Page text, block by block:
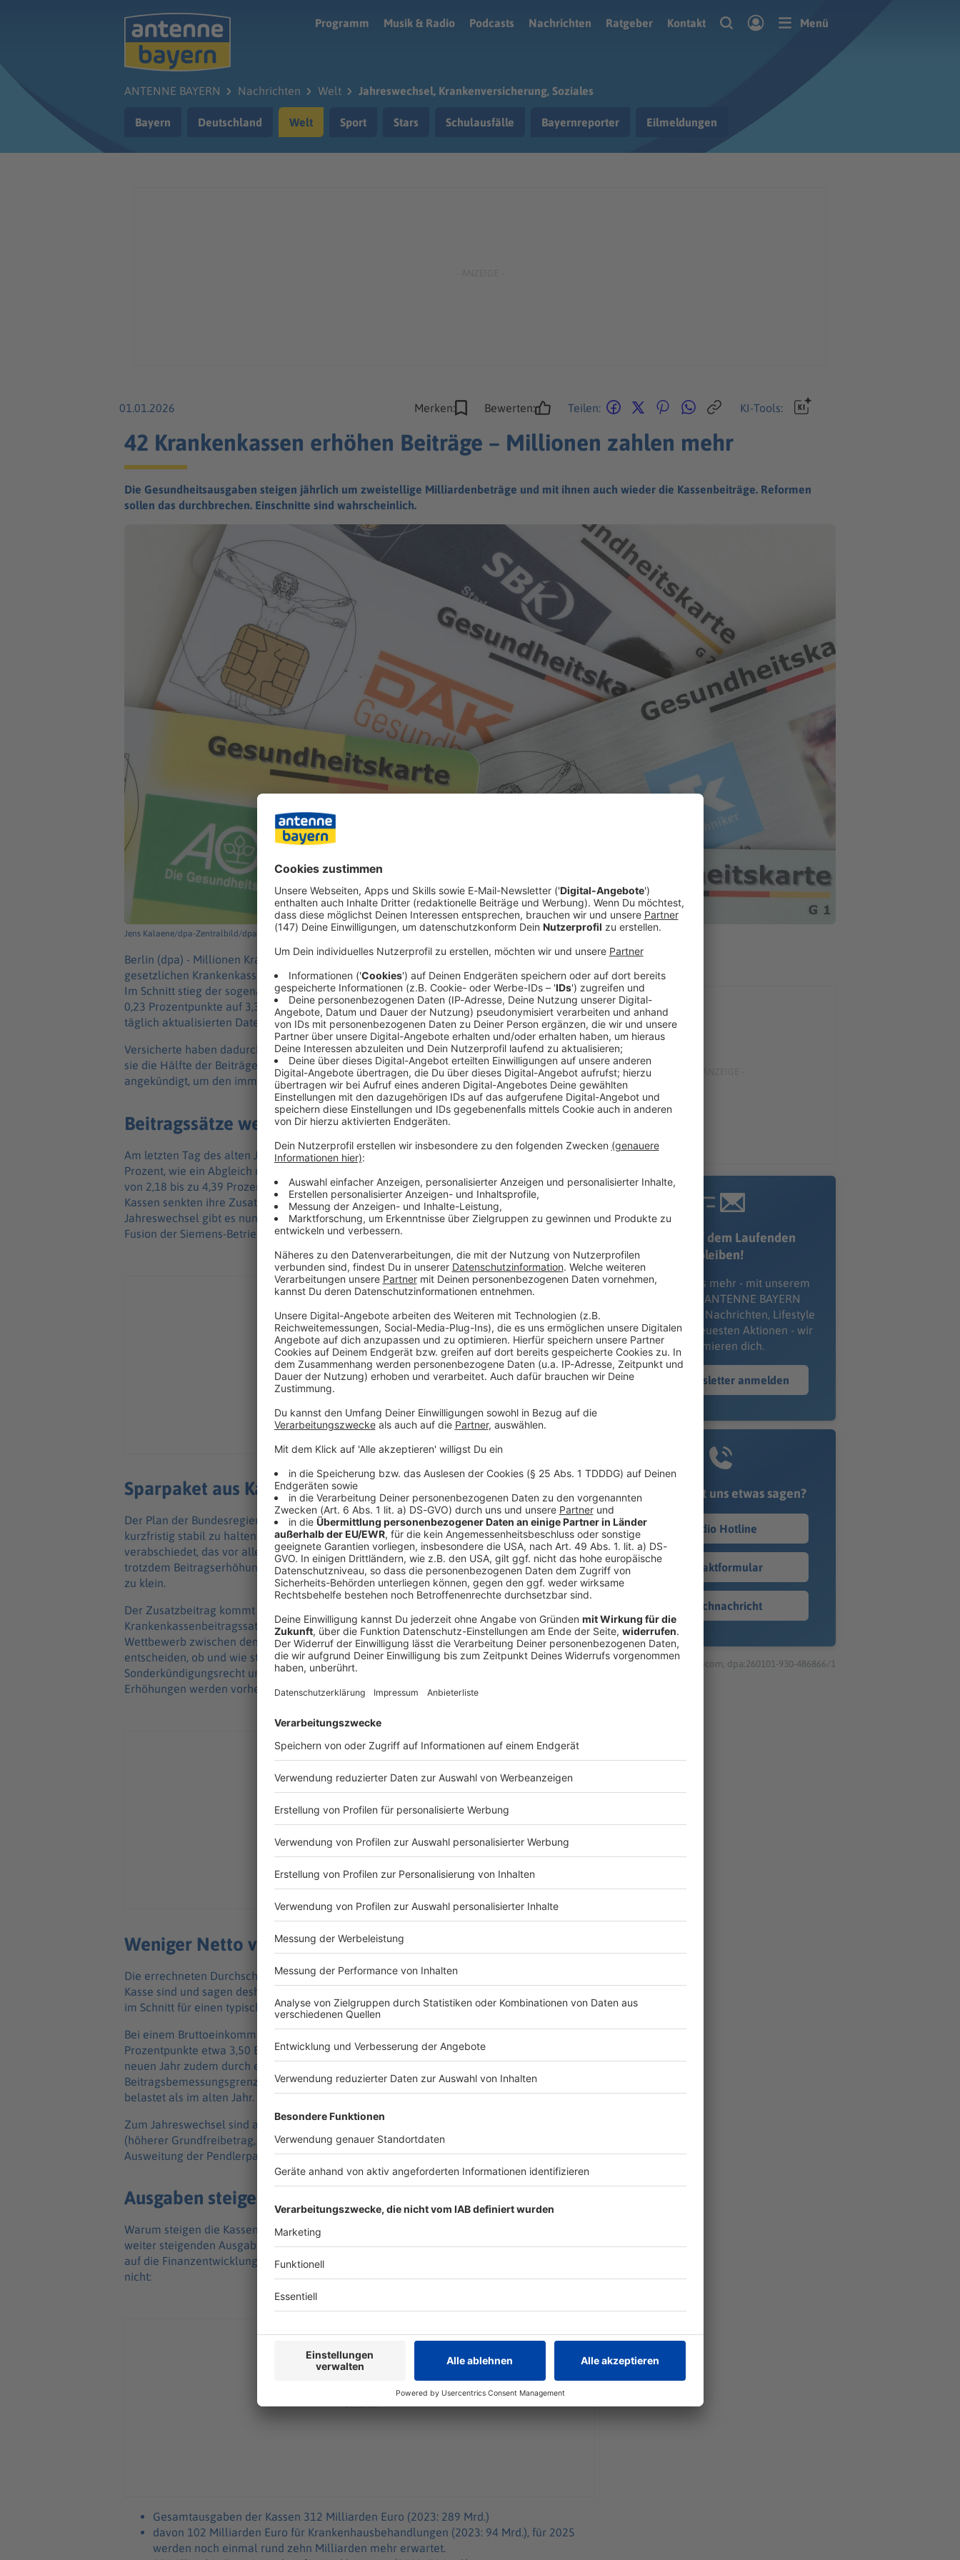
Programm
Musik & Radio Podcasts Nachrichten Ratgeber Kontakt Menü
ANTENNE BAYERN Nachrichten Welt Jahreswechsel, Krankenversicherung, Soziales
Bayern Deutschland Welt Sport Stars Schulausfälle Bayernreporter Eilmeldungen
01.01.2026 Merken: Bewerten: Teilen: KI-Tools:
42 Krankenkassen erhöhen Beiträge – Millionen zahlen mehr
Die Gesundheitsausgaben steigen jährlich um zweistellige Milliardenbeträge und mit ihnen auch wieder die Kassenbeiträge. Reformen
sollen das durchbrechen. Einschnitte sind wahrscheinlich.
Jens Kalaene/dpa-Zentralbild/dpa
Berlin (dpa) - Millionen Krankenversicherte zahlen mit dem neuen Jahr mehr. 42 von 93
gesetzlichen Krankenkassen in Deutschland haben zum Jahreswechsel die Beiträge erhöht.
Im Schnitt stieg der sogenannte Zusatzbeitrag, den die Kassen selbst erheben können, um
0,23 Prozentpunkte auf 3,36 Prozent des beitragspflichtigen Einkommens an. Das geht aus
täglich aktualisierten Daten des Spitzenverbandes der Krankenkassen (GKV) hervor.
Versicherte haben dadurch etwas weniger Netto vom Brutto, Arbeitgeber mehr Kosten, da
sie die Hälfte der Beiträge tragen. Die Regierung hat für das neue Jahr Reformen
angekündigt, um den immerwährenden Anstieg zu bremsen.
Beitragssätze werden tagesaktuell veröffentlicht
Am letzten Tag des alten Jahres lag der durchschnittliche Zusatzbeitragssatz noch bei 3,13
Prozent, wie ein Abgleich mit den Werten vom Vortag zeigt. Die Bandbreite reicht aktuell
von 2,18 bis zu 4,39 Prozent. 48 Kassen nahmen demnach keine Beitragsanhebung vor, zwei
Kassen senkten ihre Zusatzbeiträge. Zu einer Kasse liegen keine Daten vor. Seit dem
Jahreswechsel gibt es nunmehr 93 statt wie zuvor 94 gesetzliche Kassen. Grund ist eine
Fusion der Siemens-Betriebskrankenkasse mit der BKK Voralb.
Sparpaket aus Kassensicht zu klein
Der Plan der Bundesregierung war es, die Zusatzbeiträge zur Krankenversicherung
kurzfristig stabil zu halten. Dafür hatte der Bundesrat vor Weihnachten noch ein Sparpaket
verabschiedet, das vor allem Kosten in Kliniken bremsen soll. Einige große Kassen hatten
trotzdem Beitragserhöhungen zum Jahreswechsel angekündigt. Sie halten das Sparpaket für
zu klein.
Der Zusatzbeitrag kommt zum feststehenden und für alle gültigen
Krankenkassenbeitragssatz von 14,6 Prozent hinzu und wurde einst eingeführt, um
Wettbewerb zwischen den Kassen zu fördern. Am Ende kann jede Krankenkasse für sich
entscheiden, ob und wie stark sie ihn anhebt. Versicherte haben bei einer Erhöhung ein
Sonderkündigungsrecht und können zu einem günstigeren Anbieter wechseln. Die
Erhöhungen werden vorher per Brief angekündigt.
Weniger Netto vom Brutto, aber auch Entlastungen
Die errechneten Durchschnittswerte berücksichtigen nicht, wie viele Versicherte bei jeder
Kasse sind und sagen deshalb nur bedingt etwas darüber aus, wie hoch der Zusatzbeitrag
im Schnitt für einen typischen Versicherten ist.
Bei einem Bruttoeinkommen von 3.000 Euro würde ein Anstieg des Zusatzbeitrags um 0,23
Prozentpunkte etwa 3,50 Euro weniger netto im Monat bedeuten. Gutverdiener werden im
neuen Jahr zudem durch eine turnusgemäße Anhebung der sogenannten
Beitragsbemessungsgrenzen mit höheren Renten- und Krankenkassenbeiträgen stärker
belastet als im alten Jahr.
Zum Jahreswechsel sind allerdings auch wieder Entlastungen bei der Einkommensteuer
(höherer Grundfreibetrag, höhere Kinderfreibeträge) in Kraft getreten, dazu kommt eine
Ausweitung der Pendlerpauschale, wodurch an anderer Stelle mehr vom Brutto bleibt.
Ausgaben steigen immer weiter
Warum steigen die Kassenbeiträge jedes Jahr? Ein wesentlicher Grund sind die immer
weiter steigenden Ausgaben im Gesundheitswesen. Die Summen sind enorm, wie ein Blick
auf die Finanzentwicklung zeigt. Abschließende Zahlen liegen für 2024 vor, für 2025 noch
nicht:
Gesamtausgaben der Kassen 312 Milliarden Euro (2023: 289 Mrd.)
davon 102 Milliarden Euro für Krankenhausbehandlungen (2023: 94 Mrd.), für 2025
werden noch einmal rund zehn Milliarden mehr erwartet.
Immer auf dem Laufenden
bleiben!
Verpass' nichts mehr - mit unserem
kostenlosen ANTENNE BAYERN
Newsletter. Ob Nachrichten, Lifestyle
oder unsere neuesten Aktionen - wir
informieren dich.
Zum Newsletter anmelden
Du möchtest uns etwas sagen?
Studio Hotline
Kontaktformular
Sprachnachricht
© dpa-infocom, dpa:260101-930-486866/1